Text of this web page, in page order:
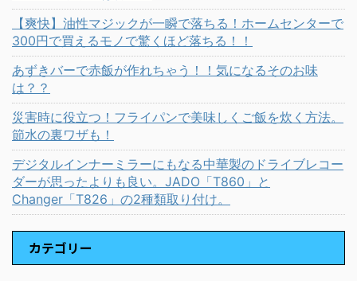
【爽快】油性マジックが一瞬で落ちる！ホームセンターで
300円で買えるモノで驚くほど落ちる！！
あずきバーで赤飯が作れちゃう！！気になるそのお味
は？？
災害時に役立つ！フライパンで美味しくご飯を炊く方法。
節水の裏ワザも！
デジタルインナーミラーにもなる中華製のドライブレコー
ダーが思ったよりも良い。JADO「T860」と
Changer「T826」の2種類取り付け。
カテゴリー